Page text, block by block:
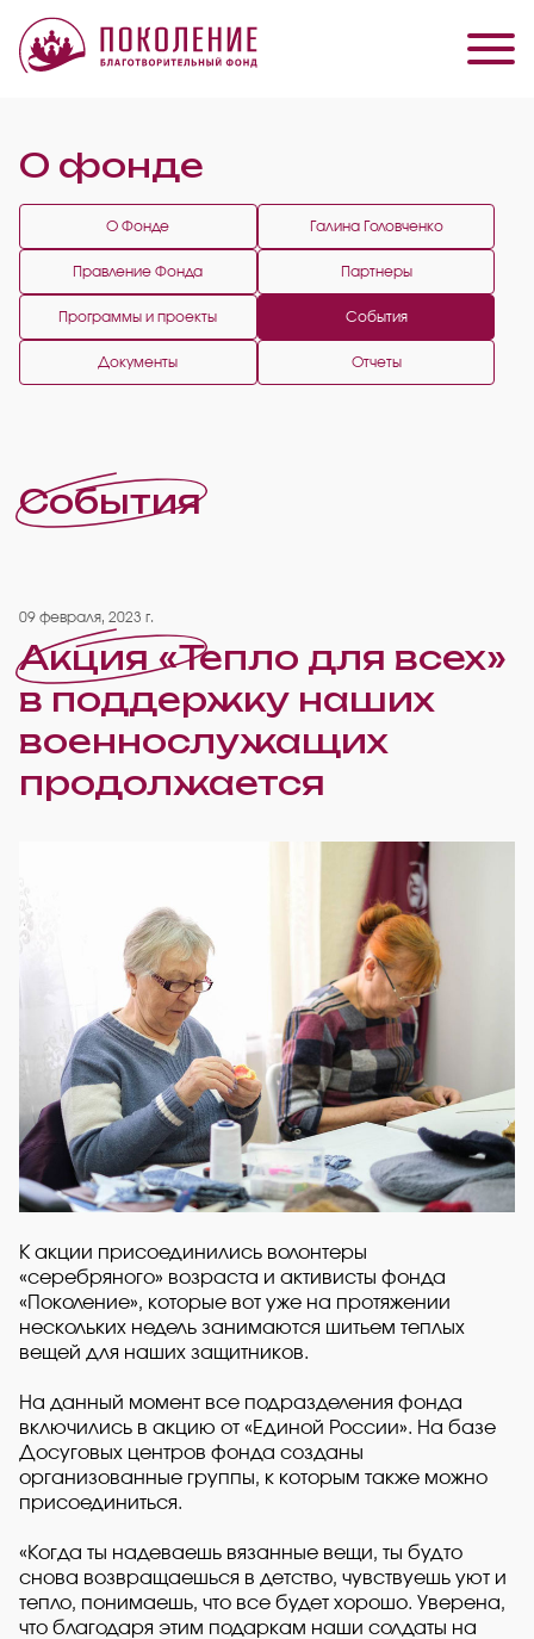
О фонде
О Фонде Галина Головченко
Правление Фонда Партнеры
Программы и проекты События
Документы Отчеты
События
09 февраля, 2023 г.
Акция «Тепло для всех»
в поддержку наших
военнослужащих
продолжается
К акции присоединились волонтеры
«серебряного» возраста и активисты фонда
«Поколение», которые вот уже на протяжении
нескольких недель занимаются шитьем теплых
вещей для наших защитников.
На данный момент все подразделения фонда
включились в акцию от «Единой России». На базе
Досуговых центров фонда созданы
организованные группы, к которым также можно
присоединиться.
«Когда ты надеваешь вязанные вещи, ты будто
снова возвращаешься в детство, чувствуешь уют и
тепло, понимаешь, что все будет хорошо. Уверена,
что благодаря этим подаркам наши солдаты на